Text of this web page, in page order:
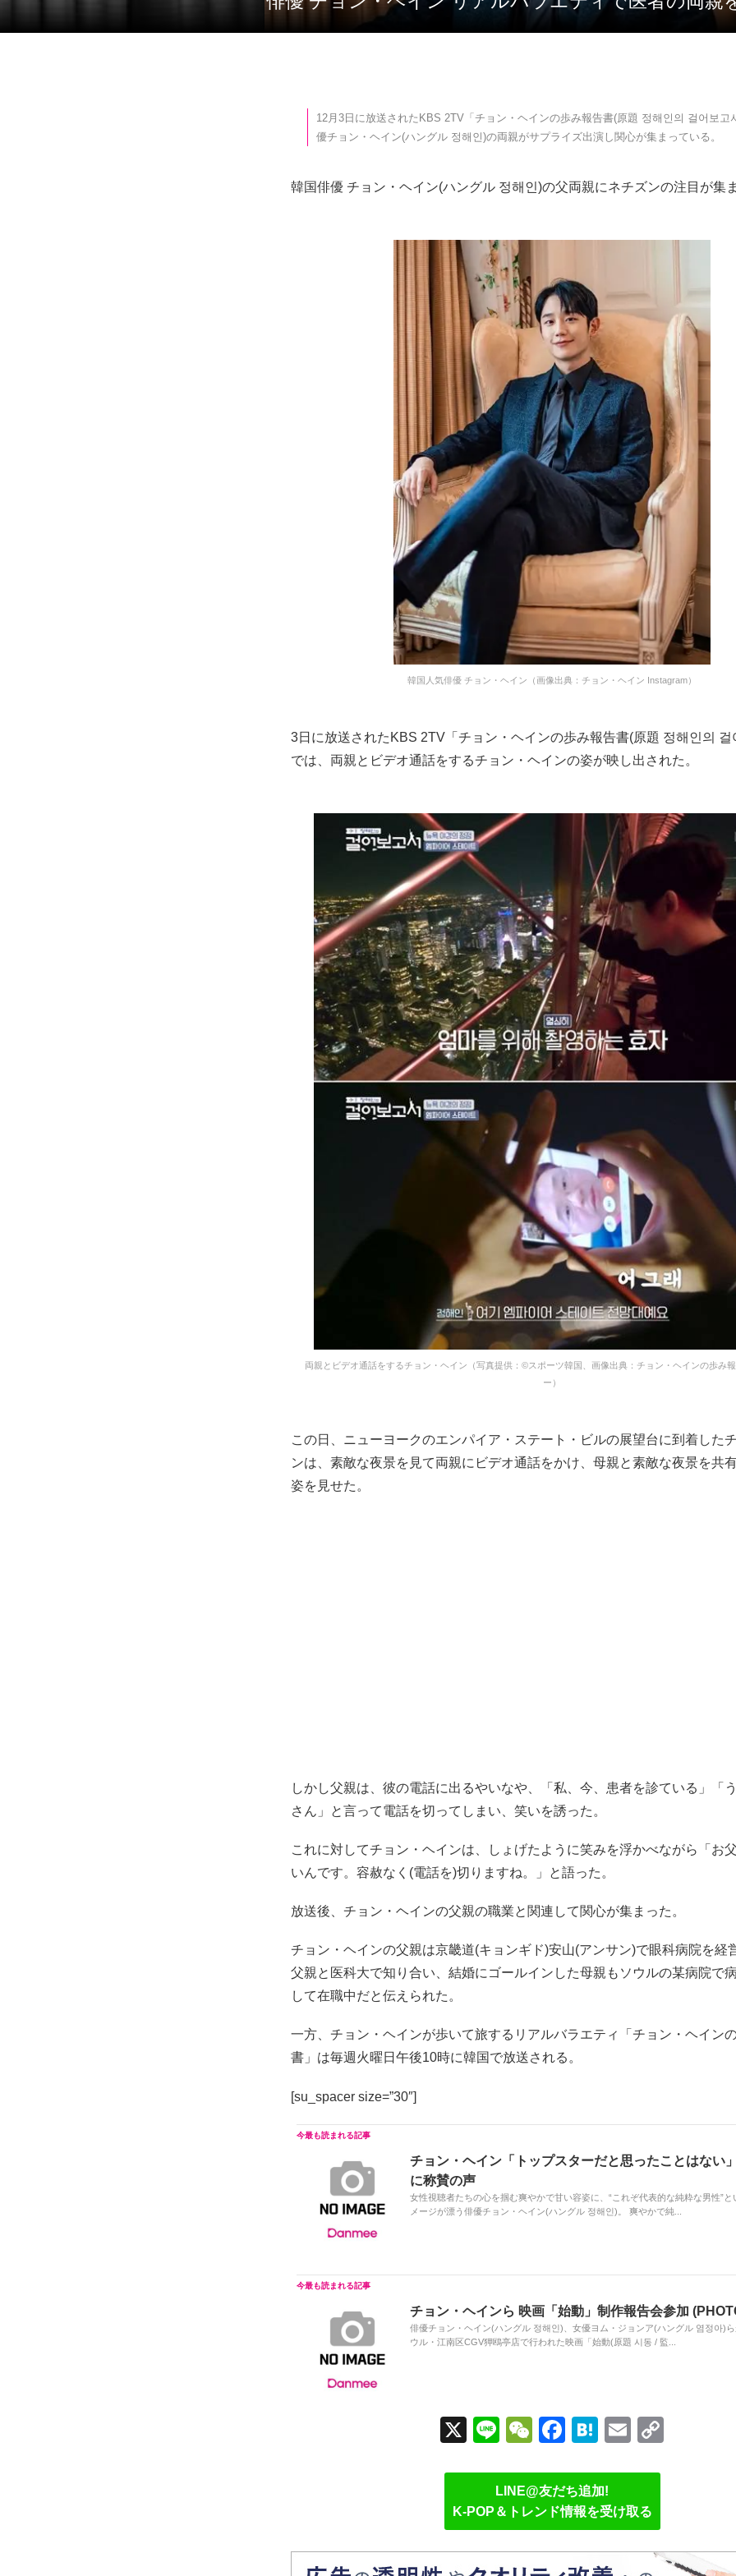
12月3日に放送されたKBS 2TV「チョン・ヘインの歩み報告書(原題 정해인의 걸어보고
優チョン・ヘイン(ハングル 정해인)の両親がサプライズ出演し関心が集まっている。
韓国俳優 チョン・ヘイン(ハングル 정해인)の父両親にネチズンの注目が集
韓国人気俳優 チョン・ヘイン（画像出典：チョン・ヘイン Instagram）
3日に放送されたKBS 2TV「チョン・ヘインの歩み報告書(原題 정해인의 걸
では、両親とビデオ通話をするチョン・ヘインの姿が映し出された。
両親とビデオ通話をするチョン・ヘイン（写真提供：©スポーツ韓国、画像出典：チョン・ヘインの歩み
ー）
この日、ニューヨークのエンパイア・ステート・ビルの展望台に到着した
ンは、素敵な夜景を見て両親にビデオ通話をかけ、母親と素敵な夜景を共
姿を見せた。
しかし父親は、彼の電話に出るやいなや、「私、今、患者を診ている」「
さん」と言って電話を切ってしまい、笑いを誘った。
これに対してチョン・ヘインは、しょげたように笑みを浮かべながら「お
いんです。容赦なく(電話を)切りますね。」と語った。
放送後、チョン・ヘインの父親の職業と関連して関心が集まった。
チョン・ヘインの父親は京畿道(キョンギド)安山(アンサン)で眼科病院を経
父親と医科大で知り合い、結婚にゴールインした母親もソウルの某病院で
して在職中だと伝えられた。
一方、チョン・ヘインが歩いて旅するリアルバラエティ「チョン・ヘイン
書」は毎週火曜日午後10時に韓国で放送される。
[su_spacer size=”30″]
チョン・ヘイン「トップスターだと思ったことはない
に称賛の声
女性視聴者たちの心を掴む爽やかで甘い容姿に、“これぞ代表的な純粋な男性”と
メージが漂う俳優チョン・ヘイン(ハングル 정해인)。 爽やかで純...
チョン・ヘインら 映画「始動」制作報告会参加
俳優チョン・ヘイン(ハングル 정해인)、女優ヨム・ジョンア(ハングル 염정아)
ウル・江南区CGV狎鴎亭店で行われた映画「始動(原題 시동 / 監...
X
Li
e
W
C
h
at
F
c
e
b
o
H
e
n
a
E
ail
n
LINE@友だち追加!
K-POP＆トレンド情報を受け取る